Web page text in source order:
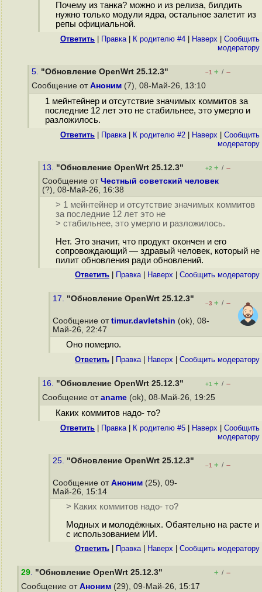
Почему из танка? можно и из релиза, билдить
нужно только модули ядра, остальное залетит из
репы официальной.
Ответить Правка| К родителю #4 Наверх
Cообщить
модератору
5. "Обновление OpenWrt 25.12.3" –1 + / –
Сообщение от Аноним (7), 08-Май-26, 13:10
1 мейнтейнер и отсутствие значимых коммитов за
последние 12 лет это не стабильнее, это умерло и
разложилось.
Ответить Правка| К родителю #2 Наверх
Cообщить
модератору
13. "Обновление OpenWrt 25.12.3" +2 + / –
Сообщение от Честный советский человек
(?), 08-Май-26, 16:38
> 1 мейнтейнер и отсутствие значимых коммитов
за последние 12 лет это не
> стабильнее, это умерло и разложилось.
Нет. Это значит, что продукт окончен и его
сопровождающий — здравый человек, который не
пилит обновления ради обновлений.
Ответить Правка| Наверх Cообщить модератору
17. "Обновление OpenWrt 25.12.3"
–3 + / –
Сообщение от timur.davletshin (ok), 08-
Май-26, 22:47
Оно померло.
Ответить Правка| Наверх Cообщить модератору
16. "Обновление OpenWrt 25.12.3" +1 + / –
Сообщение от aname (ok), 08-Май-26, 19:25
Каких коммитов надо- то?
Ответить Правка| К родителю #5 Наверх
Cообщить
модератору
25. "Обновление OpenWrt 25.12.3"
–1 + / –
Сообщение от Аноним (25), 09-
Май-26, 15:14
> Каких коммитов надо- то?
Модных и молодёжных. Обаятельно на расте и
с использованием ИИ.
Ответить Правка| Наверх Cообщить модератору
29. "Обновление OpenWrt 25.12.3" + / –
Сообщение от Аноним (29), 09-Май-26, 15:17